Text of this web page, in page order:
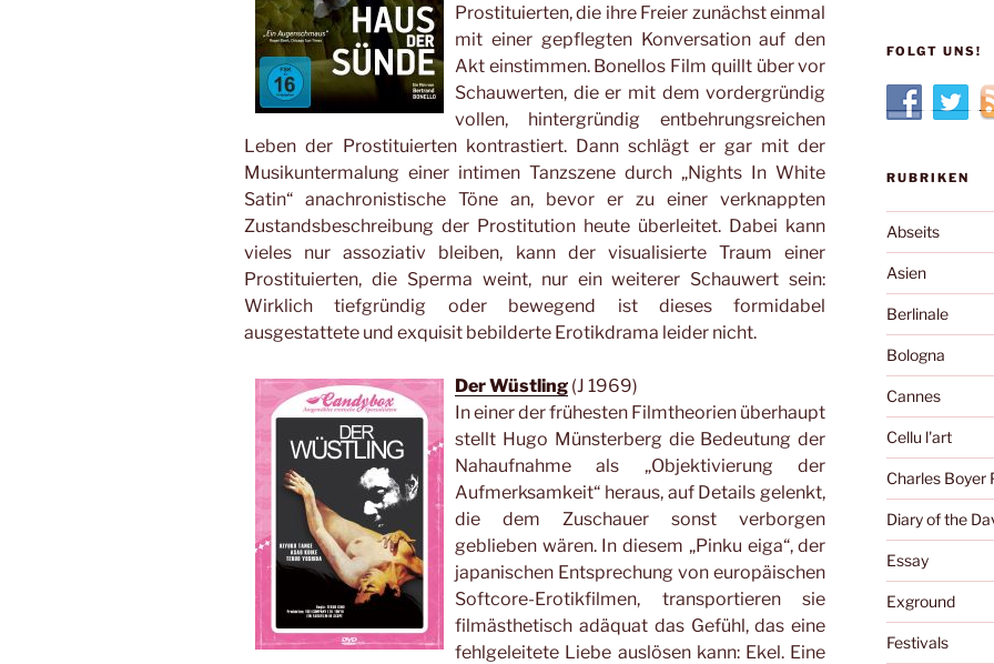
Prostituierten, die ihre Freier zunächst einmal
mit einer gepflegten Konversation auf den
Akt einstimmen. Bonellos Film quillt über vor
Schauwerten, die er mit dem vordergründig
vollen, hintergründig entbehrungsreichen
Leben der Prostituierten kontrastiert. Dann schlägt er gar mit der
Musikuntermalung einer intimen Tanzszene durch „Nights In White
Satin“ anachronistische Töne an, bevor er zu einer verknappten
Zustandsbeschreibung der Prostitution heute überleitet. Dabei kann
vieles nur assoziativ bleiben, kann der visualisierte Traum einer
Prostituierten, die Sperma weint, nur ein weiterer Schauwert sein:
Wirklich tiefgründig oder bewegend ist dieses formidabel
ausgestattete und exquisit bebilderte Erotikdrama leider nicht.
Der Wüstling (J 1969)
In einer der frühesten Filmtheorien überhaupt
stellt Hugo Münsterberg die Bedeutung der
Nahaufnahme als „Objektivierung der
Aufmerksamkeit“ heraus, auf Details gelenkt,
die dem Zuschauer sonst verborgen
geblieben wären. In diesem „Pinku eiga“, der
japanischen Entsprechung von europäischen
Softcore-Erotikfilmen, transportieren sie
filmästhetisch adäquat das Gefühl, das eine
fehlgeleitete Liebe auslösen kann: Ekel. Eine
FOLGT UNS!
RUBRIKEN
Abseits
Asien
Berlinale
Bologna
Cannes
Cellu l'art
Charles Boyer
Diary of the
Essay
Exground
Festivals